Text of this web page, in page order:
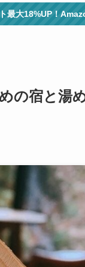
最大18%UP！
の宿と湯